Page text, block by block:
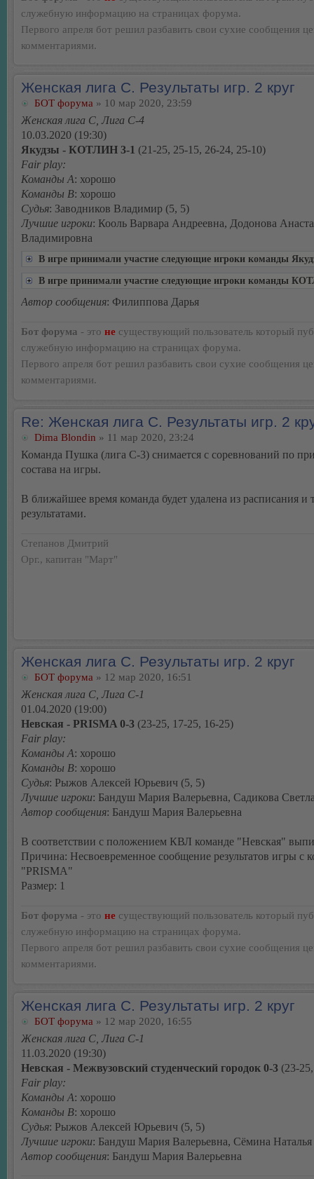
служебную информацию на страницах форума.
Первого апреля бот решил разбавить свои сухие сообщения
комментариями.
Женская лига С. Результаты игр. 2 круг
БОТ форума » 10 мар 2020, 23:59
Женская лига С, Лига С-4
10.03.2020 (19:30)
Якудзы - КОТЛИН 3-1 (21-25, 25-15, 26-24, 25-10)
Fair play:
Команды А: хорошо
Команды В: хорошо
Судья: Заводников Владимир (5, 5)
Лучшие игроки: Кооль Варвара Андреевна, Додонова
Владимировна
В игре принимали участие следующие игроки команды
В игре принимали участие следующие игроки команды
Автор сообщения: Филиппова Дарья
Бот форума - это не существующий пользователь который
служебную информацию на страницах форума.
Первого апреля бот решил разбавить свои сухие сообщения
комментариями.
Re: Женская лига С. Результаты игр. 2
Dima Blondin » 11 мар 2020, 23:24
Команда Пушка (лига С-3) снимается с соревнований по
состава на игры.
В ближайшее время команда будет удалена из расписания и
результатами.
Степанов Дмитрий
Орг., капитан "Март"
Женская лига С. Результаты игр. 2 круг
БОТ форума » 12 мар 2020, 16:51
Женская лига С, Лига С-1
01.04.2020 (19:00)
Невская - PRISMA 0-3 (23-25, 17-25, 16-25)
Fair play:
Команды А: хорошо
Команды В: хорошо
Судья: Рыжов Алексей Юрьевич (5, 5)
Лучшие игроки: Бандуш Мария Валерьевна, Садикова
Автор сообщения: Бандуш Мария Валерьевна
В соответствии с положением КВЛ команде "Невская"
Причина: Несвоевременное сообщение результатов игры с
"PRISMA"
Размер: 1
Бот форума - это не существующий пользователь который
служебную информацию на страницах форума.
Первого апреля бот решил разбавить свои сухие сообщения
комментариями.
Женская лига С. Результаты игр. 2 круг
БОТ форума » 12 мар 2020, 16:55
Женская лига С, Лига С-1
11.03.2020 (19:30)
Невская - Межвузовский студенческий городок 0-3 (23-
Fair play:
Команды А: хорошо
Команды В: хорошо
Судья: Рыжов Алексей Юрьевич (5, 5)
Лучшие игроки: Бандуш Мария Валерьевна, Сёмина Наталья
Автор сообщения: Бандуш Мария Валерьевна